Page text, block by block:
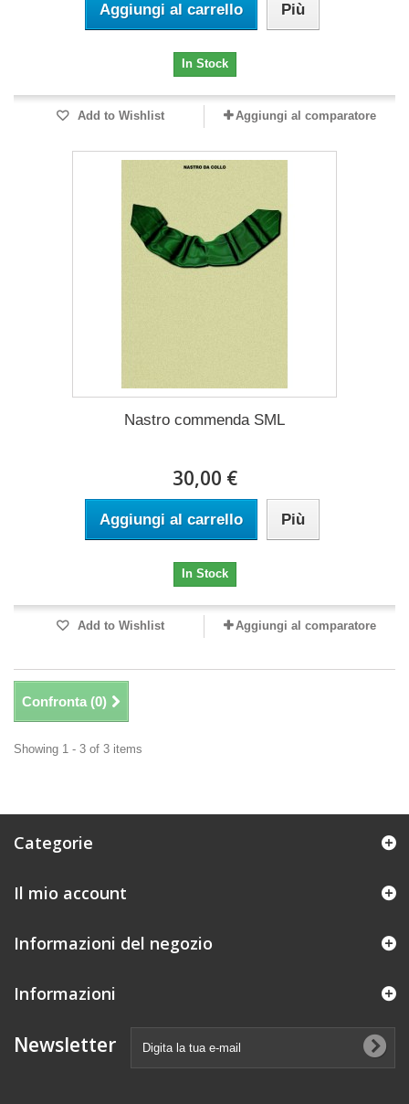
Aggiungi al carrello Più
In Stock
Add to Wishlist Aggiungi al comparatore
Nastro commenda SML
30,00 €
Aggiungi al carrello Più
In Stock
Add to Wishlist Aggiungi al comparatore
Confronta (0)
Showing 1 - 3 of 3 items
Categorie
Il mio account
Informazioni del negozio
Informazioni
Newsletter